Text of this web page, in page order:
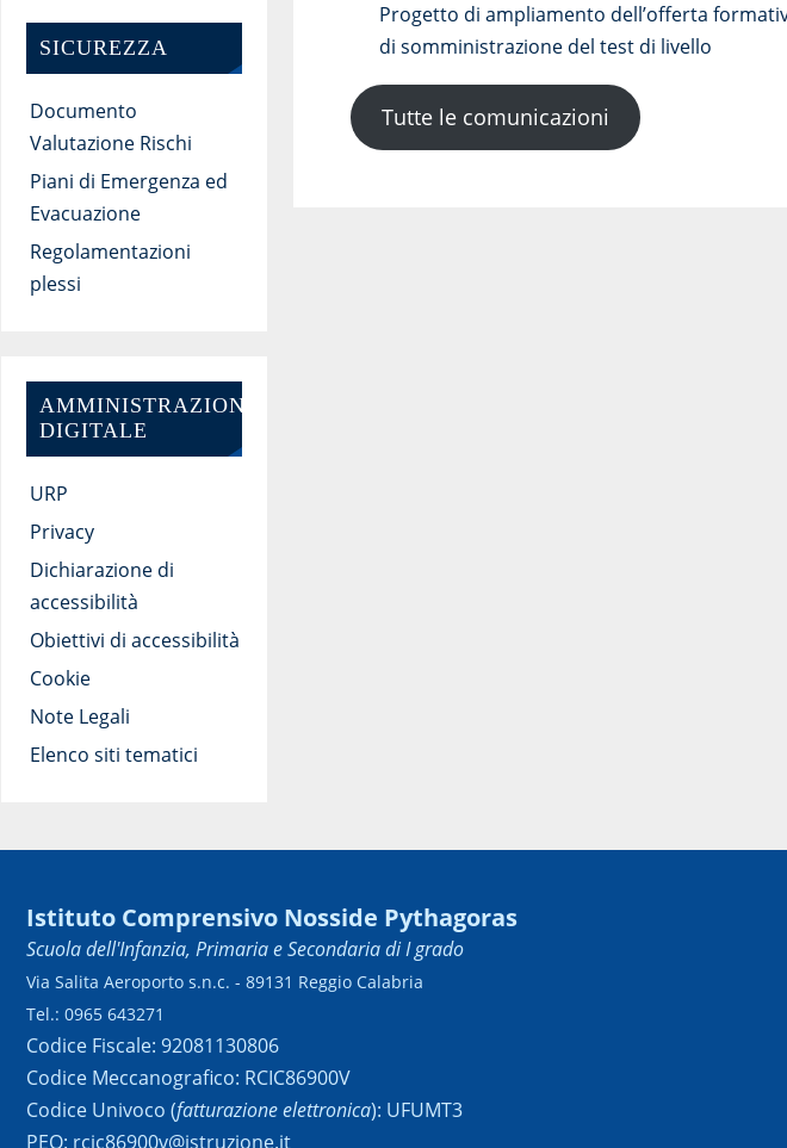
Progetto di ampliamento dell’offerta
di somministrazione del test di livello
Tutte le comunicazioni
SICUREZZA
Documento
Valutazione Rischi
Piani di Emergenza ed
Evacuazione
Regolamentazioni
plessi
AMMINISTRAZIONE
DIGITALE
URP
Privacy
Dichiarazione di
accessibilità
Obiettivi di accessibilità
Cookie
Note Legali
Elenco siti tematici
Istituto Comprensivo Nosside Pythagoras
Scuola dell'Infanzia, Primaria e Secondaria di I grado
Via Salita Aeroporto s.n.c. - 89131 Reggio Calabria
Tel.: 0965 643271
Codice Fiscale: 92081130806
Codice Meccanografico: RCIC86900V
Codice Univoco (fatturazione elettronica): UFUMT3
PEO: rcic86900v@istruzione.it